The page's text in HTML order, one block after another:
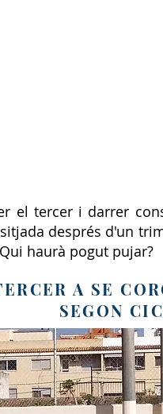
el tercer i darrer
després d'un
haurà pogut pujar?
A SE
SEGON